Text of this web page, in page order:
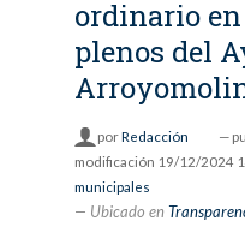
ordinario
plenos del
porRedacción —
modificación 19/12/2024
municipales
Ubicado en